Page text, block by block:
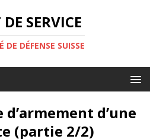
SERVICE
DÉFENSE SUISSE
d’une
(partie 2/2)